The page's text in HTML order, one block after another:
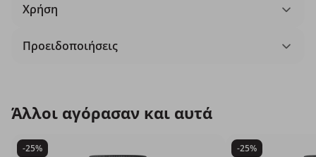
Χρήση
Προειδοποιήσεις
Άλλοι αγόρασαν και αυτά
-25% -25%